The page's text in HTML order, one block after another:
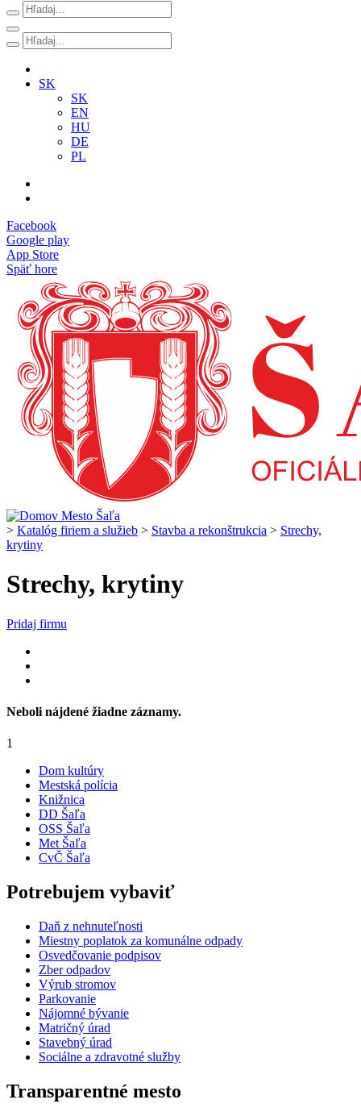
SK
SK
EN
HU
DE
PL
Facebook
Google play
App Store
Späť hore
> Katalóg firiem a služieb > Stavba a rekonštrukcia > Strechy,
krytiny
Strechy, krytiny
Pridaj firmu
Neboli nájdené žiadne záznamy.
1
Dom kultúry
Mestská polícia
Knižnica
DD Šaľa
OSS Šaľa
Met Šaľa
CvČ Šaľa
Potrebujem vybaviť
Daň z nehnuteľnosti
Miestny poplatok za komunálne odpady
Osvedčovanie podpisov
Zber odpadov
Výrub stromov
Parkovanie
Nájomné bývanie
Matričný úrad
Stavebný úrad
Sociálne a zdravotné služby
Transparentné mesto